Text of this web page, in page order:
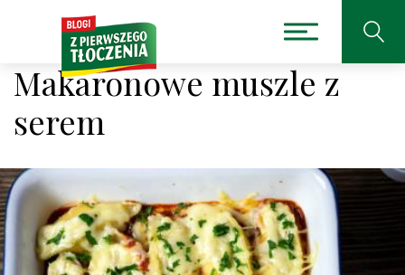
Makaronowe muszle z
serem